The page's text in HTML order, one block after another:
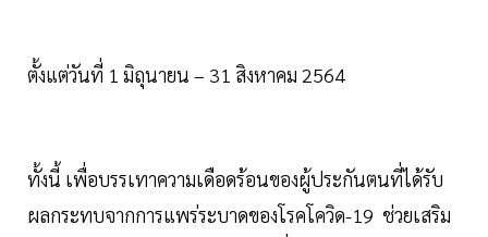
ตั้งแต่วันที่ 1 มิถุนายน – 31 สิงหาคม 2564
ทั้งนี้ เพื่อบรรเทาความเดือดร้อนของผู้ประกันตนที่ได้รับ
ผลกระทบจากการแพร่ระบาดของโรคโควิด-19 ช่วยเสริม